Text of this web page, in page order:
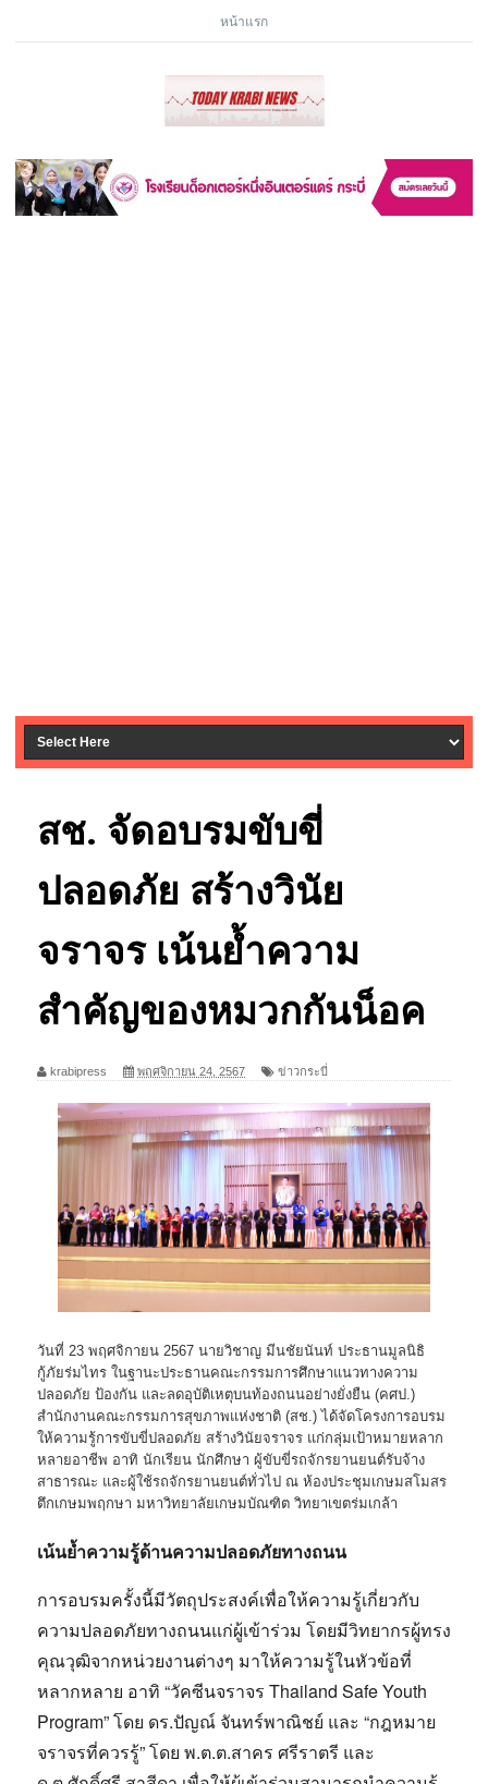
หน้าแรก
สช. จัดอบรมขับขี่
ปลอดภัย สร้างวินัย
จราจร เน้นย้ำความ
สำคัญของหมวกกันน็อค
krabipress พฤศจิกายน 24, 2567 ข่าวกระบี่
วันที่ 23 พฤศจิกายน 2567 นายวิชาญ มีนชัยนันท์ ประธานมูลนิธิ
กู้ภัยร่มไทร ในฐานะประธานคณะกรรมการศึกษาแนวทางความ
ปลอดภัย ป้องกัน และลดอุบัติเหตุบนท้องถนนอย่างยั่งยืน (คศป.)
สำนักงานคณะกรรมการสุขภาพแห่งชาติ (สช.) ได้จัดโครงการอบรม
ให้ความรู้การขับขี่ปลอดภัย สร้างวินัยจราจร แก่กลุ่มเป้าหมายหลาก
หลายอาชีพ อาทิ นักเรียน นักศึกษา ผู้ขับขี่รถจักรยานยนต์รับจ้าง
สาธารณะ และผู้ใช้รถจักรยานยนต์ทั่วไป ณ ห้องประชุมเกษมสโมสร
ตึกเกษมพฤกษา มหาวิทยาลัยเกษมบัณฑิต วิทยาเขตร่มเกล้า
เน้นย้ำความรู้ด้านความปลอดภัยทางถนน
การอบรมครั้งนี้มีวัตถุประสงค์เพื่อให้ความรู้เกี่ยวกับ
ความปลอดภัยทางถนนแก่ผู้เข้าร่วม โดยมีวิทยากรผู้ทรง
คุณวุฒิจากหน่วยงานต่างๆ มาให้ความรู้ในหัวข้อที่
หลากหลาย อาทิ “วัคซีนจราจร Thailand Safe Youth
Program” โดย ดร.ปัญณ์ จันทร์พาณิชย์ และ “กฎหมาย
จราจรที่ควรรู้” โดย พ.ต.ต.สาคร ศรีราตรี และ